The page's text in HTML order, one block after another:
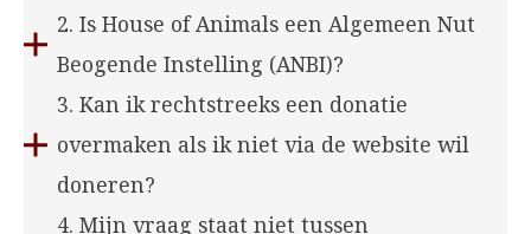
2. Is House of Animals een Algemeen Nut
Beogende Instelling (ANBI)?
3. Kan ik rechtstreeks een donatie
overmaken als ik niet via de website wil
doneren?
4. Mijn vraag staat niet tussen